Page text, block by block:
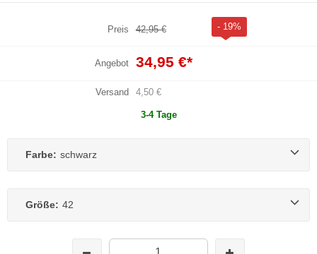
Preis 42,95 € - 19%
Angebot 34,95 €*
Versand 4,50 €
3-4 Tage
Farbe: schwarz
Größe: 42